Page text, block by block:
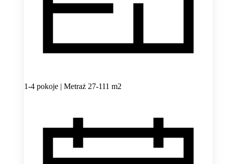
1-4 pokoje | Metraż 27-111 m2